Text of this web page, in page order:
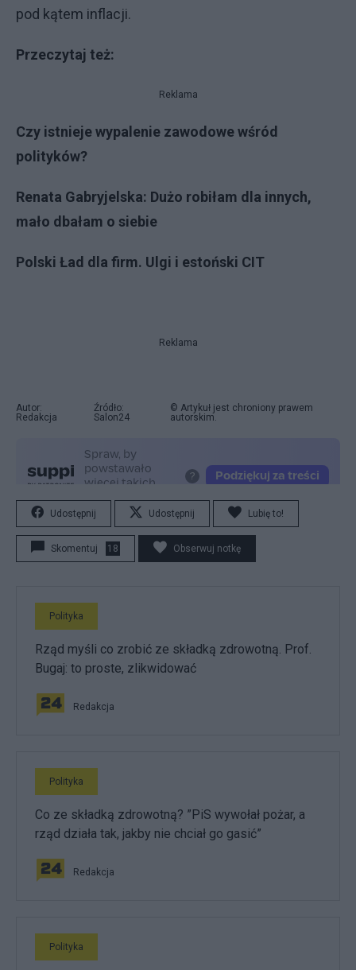
pod kątem inflacji.
Przeczytaj też:
Reklama
Czy istnieje wypalenie zawodowe wśród
polityków?
Renata Gabryjelska: Dużo robiłam dla innych,
mało dbałam o siebie
Polski Ład dla firm. Ulgi i estoński CIT
Reklama
Autor:
Redakcja
Źródło:
Salon24
© Artykuł jest chroniony prawem
autorskim.
Udostępnij Udostępnij Lubię to!
Skomentuj 18 Obserwuj notkę
Polityka
Rząd myśli co zrobić ze składką zdrowotną. Prof.
Bugaj: to proste, zlikwidować
Redakcja
Polityka
Co ze składką zdrowotną? ”PiS wywołał pożar, a
rząd działa tak, jakby nie chciał go gasić”
Redakcja
Polityka